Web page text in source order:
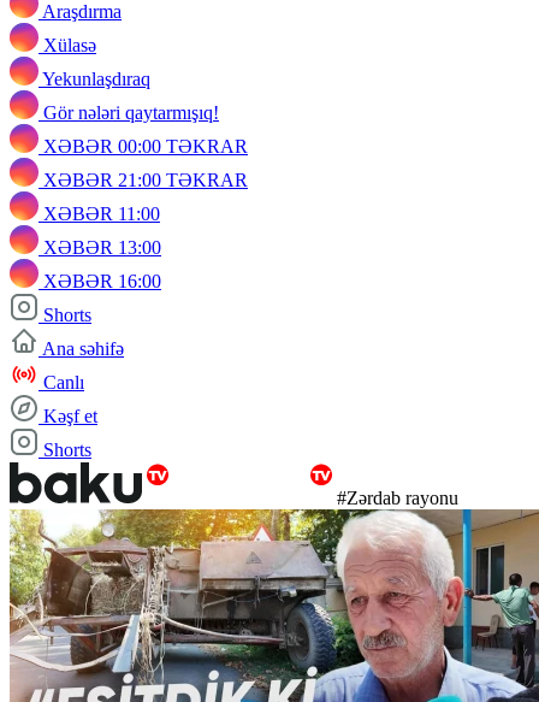
Araşdırma
Xülasə
Yekunlaşdıraq
Gör nələri qaytarmışıq!
XƏBƏR 00:00 TƏKRAR
XƏBƏR 21:00 TƏKRAR
XƏBƏR 11:00
XƏBƏR 13:00
XƏBƏR 16:00
Shorts
Ana səhifə
Canlı
Kəşf et
Shorts
#Zərdab rayonu